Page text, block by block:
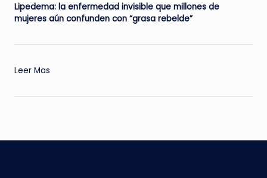
Lipedema: la enfermedad invisible que millones de
mujeres aún confunden con “grasa rebelde”
Leer Mas
el
del